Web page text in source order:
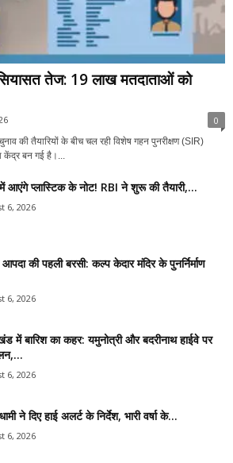
तेज: 19 लाख मतदाताओं को
0
की तैयारियों के बीच चल रही विशेष गहन पुनरीक्षण (SIR)
केंद्र बन गई है।...
आएंगे प्लास्टिक के नोट! RBI ने शुरू की तैयारी,...
6, 2026
आपदा की पहली बरसी: कल्प केदार मंदिर के पुनर्निर्माण
6, 2026
में बारिश का कहर: यमुनोत्री और बदरीनाथ हाईवे पर
6, 2026
ने दिए हाई अलर्ट के निर्देश, भारी वर्षा के...
6, 2026